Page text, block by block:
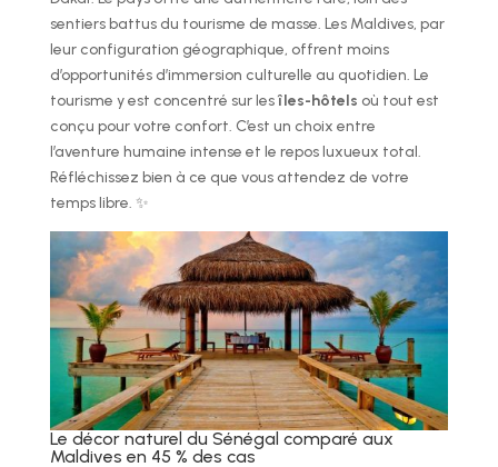
sentiers battus du tourisme de masse. Les Maldives, par
leur configuration géographique, offrent moins
d’opportunités d’immersion culturelle au quotidien. Le
tourisme y est concentré sur lesîles-hôtels où tout est
conçu pour votre confort. C’est un choix entre
l’aventure humaine intense et le repos luxueux total.
Réfléchissez bien à ce que vous attendez de votre
temps libre. ✨
Le décor naturel du Sénégal comparé aux
Maldives en 45 % des cas